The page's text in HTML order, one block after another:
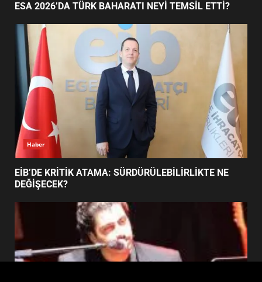
4
FİNALİNDE NE BAŞARDI?
5
BALIKESİR MÜZELERİNDE SÜRE
UZATILDI: NE DEĞİŞTİ?
BURHANİYE SATRANÇ
TURNUVASI KAYITLARI NEYİ
7
BURHANİYE BELEDİYESPOR’DA
YENİ YÖNETİM NASIL
ŞEKİLLENDİ?
ESA 2026’DA TÜRK BAHARATI NEYİ TEMSİL ETTİ?
Haber
EİB’DE KRİTİK ATAMA: SÜRDÜRÜLEBİLİRLİKTE NE
DEĞİŞECEK?